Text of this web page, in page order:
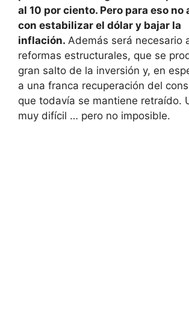
al 10 por ciento. Pero para eso no
con estabilizar el dólar y bajar la
inflación. Además será necesario
reformas estructurales, que se
gran salto de la inversión y, en
a una franca recuperación del
que todavía se mantiene retraído.
muy difícil … pero no imposible.